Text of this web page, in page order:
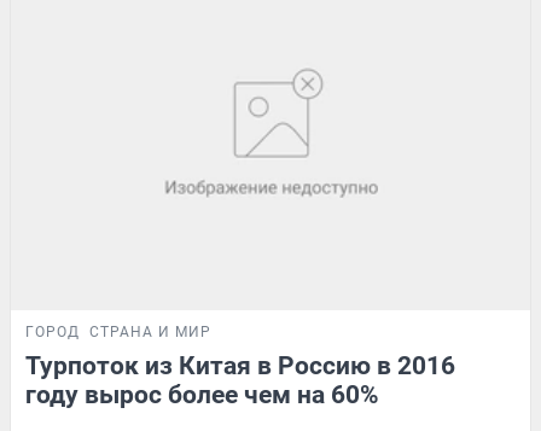
ГОРОД СТРАНА И МИР
Турпоток из Китая в Россию в 2016
году вырос более чем на 60%